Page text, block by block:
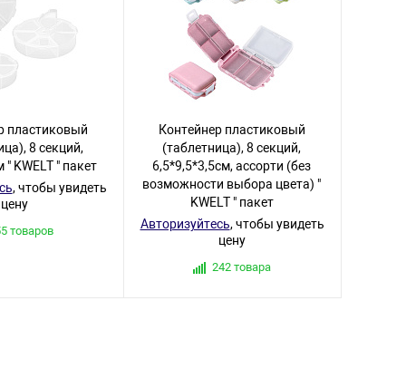
пластиковый
8 секций,
KWELT " пакет
, чтобы увидеть
цену
товаров
Контейнер пластиковый
(таблетница), 8 секций,
6,5*9,5*3,5см, ассорти (без
возможности выбора цвета) "
KWELT " пакет
Авторизуйтесь, чтобы увидеть
цену
242 товара